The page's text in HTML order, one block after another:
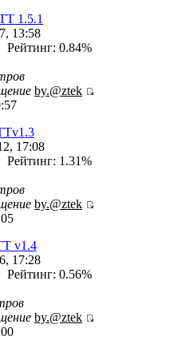
1.5.1
13:58
Рейтинг: 0.84%
by.@ztek
17:08
Рейтинг: 1.31%
by.@ztek
v1.4
17:28
Рейтинг: 0.56%
by.@ztek